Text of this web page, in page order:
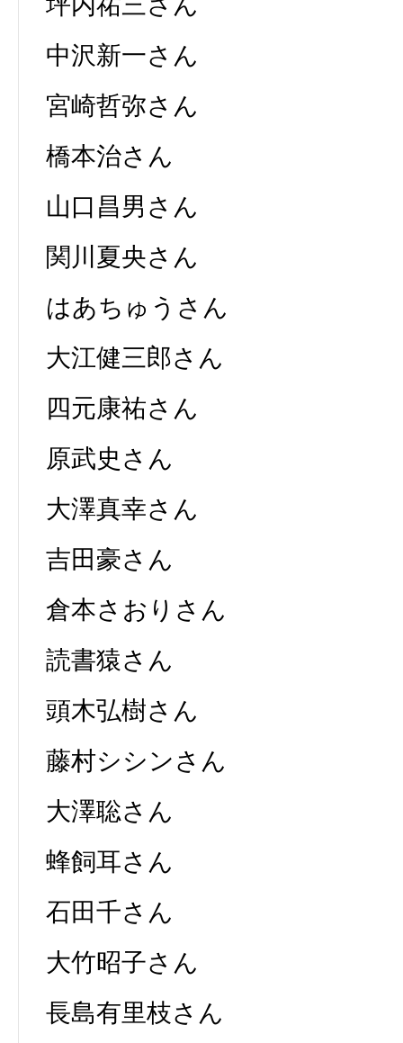
中沢新一さん
宮崎哲弥さん
橋本治さん
山口昌男さん
関川夏央さん
はあちゅうさん
大江健三郎さん
四元康祐さん
原武史さん
大澤真幸さん
吉田豪さん
倉本さおりさん
読書猿さん
頭木弘樹さん
藤村シシンさん
大澤聡さん
蜂飼耳さん
石田千さん
大竹昭子さん
長島有里枝さん